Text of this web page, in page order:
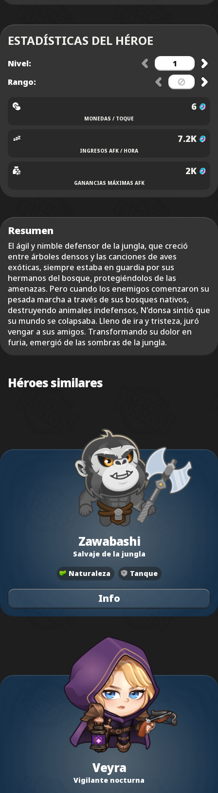
ESTADÍSTICAS DEL HÉROE
Nivel:
Rango:
6
MONEDAS / TOQUE
7.2K
INGRESOS AFK / HORA
2K
GANANCIAS MÁXIMAS AFK
Resumen
El ágil y nimble defensor de la jungla, que creció
entre árboles densos y las canciones de aves
exóticas, siempre estaba en guardia por sus
hermanos del bosque, protegiéndolos de las
amenazas. Pero cuando los enemigos comenzaron su
pesada marcha a través de sus bosques nativos,
destruyendo animales indefensos, N'donsa sintió que
su mundo se colapsaba. Lleno de ira y tristeza, juró
vengar a sus amigos. Transformando su dolor en
furia, emergió de las sombras de la jungla.
Héroes similares
Zawabashi
Salvaje de la jungla
Naturaleza Tanque
Info
Veyra
Vigilante nocturna